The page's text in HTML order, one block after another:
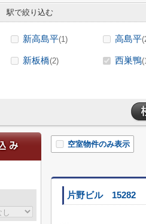
駅で絞り込む
新高島平(1) 高島平
新板橋(2) 西巣鴨
空室物件のみ表示
片野ビル 15282